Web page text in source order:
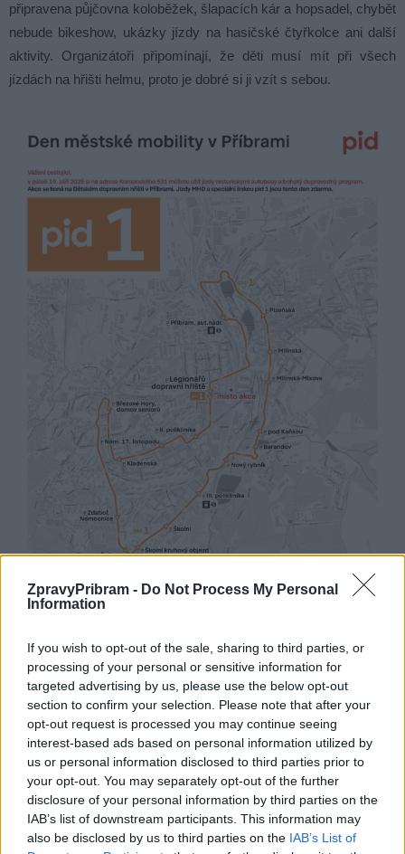
ZpravyPribram - Do Not Process My Personal
Information
If you wish to opt-out of the sale, sharing to third parties, or
processing of your personal or sensitive information for
targeted advertising by us, please use the below opt-out
section to confirm your selection. Please note that after your
opt-out request is processed you may continue seeing
interest-based ads based on personal information utilized by
us or personal information disclosed to third parties prior to
your opt-out. You may separately opt-out of the further
disclosure of your personal information by third parties on the
IAB’s list of downstream participants. This information may
also be disclosed by us to third parties on the IAB’s List of
připravena půjčovna koloběžek, šlapacích kár a hopsadel, chybět
nebude bikeshow, ukázky jízdy na hasičské čtyřkolce ani další
aktivity. Organizátoři připomínají, že děti musí mít při všech
jízdách na hřišti helmu, proto je dobré si ji vzít s sebou.